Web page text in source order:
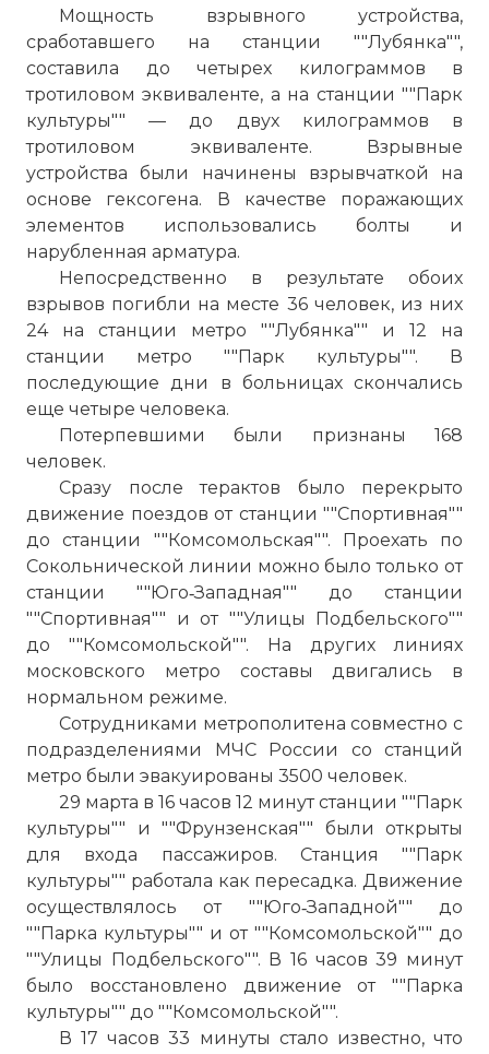
Мощность взрывного устройства,
сработавшего на станции ""Лубянка"",
составила до четырех килограммов в
тротиловом эквиваленте, а на станции ""Парк
культуры"" — до двух килограммов в
тротиловом эквиваленте. Взрывные
устройства были начинены взрывчаткой на
основе гексогена. В качестве поражающих
элементов использовались болты и
нарубленная арматура.
Непосредственно в результате обоих
взрывов погибли на месте 36 человек, из них
24 на станции метро ""Лубянка"" и 12 на
станции метро ""Парк культуры"". В
последующие дни в больницах скончались
еще четыре человека.
Потерпевшими были признаны 168
человек.
Сразу после терактов было перекрыто
движение поездов от станции ""Спортивная""
до станции ""Комсомольская"". Проехать по
Сокольнической линии можно было только от
станции ""Юго‑Западная"" до станции
""Спортивная"" и от ""Улицы Подбельского""
до ""Комсомольской"". На других линиях
московского метро составы двигались в
нормальном режиме.
Сотрудниками метрополитена совместно с
подразделениями МЧС России со станций
метро были эвакуированы 3500 человек.
29 марта в 16 часов 12 минут станции ""Парк
культуры"" и ""Фрунзенская"" были открыты
для входа пассажиров. Станция ""Парк
культуры"" работала как пересадка. Движение
осуществлялось от ""Юго‑Западной"" до
""Парка культуры"" и от ""Комсомольской"" до
""Улицы Подбельского"". В 16 часов 39 минут
было восстановлено движение от ""Парка
культуры"" до ""Комсомольской"".
В 17 часов 33 минуты стало известно, что